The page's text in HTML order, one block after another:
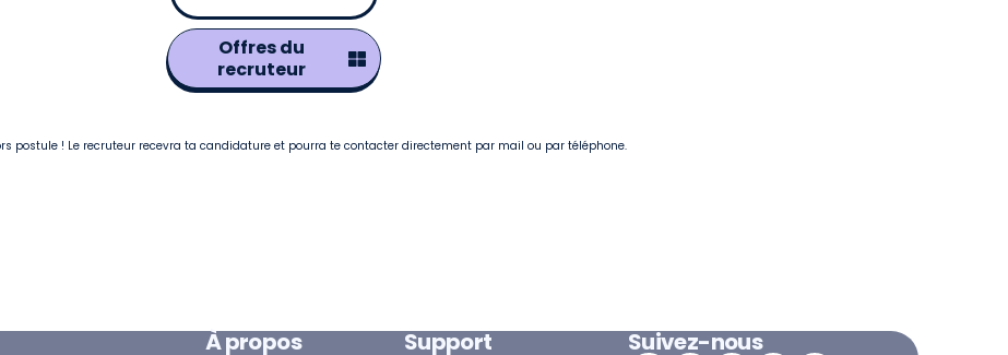
Offres du
recruteur
postule ! Le recruteur recevra ta candidature et pourra te contacter directement par mail ou par téléphone.
À propos Support Suivez-nous